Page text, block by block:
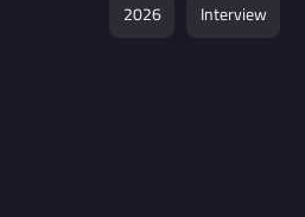
2026 Interview